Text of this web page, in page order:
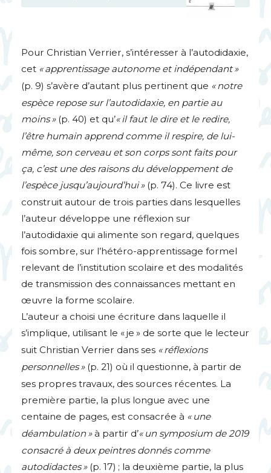
Pour Christian Verrier, s’intéresser à l’autodidaxie,
cet « apprentissage autonome et indépendant »
(p. 9) s’avère d’autant plus pertinent que « notre
espèce repose sur l’autodidaxie, en partie au
moins »(p. 40) et qu’« il faut le dire et le redire,
l’être humain apprend comme il respire, de lui-
même, son cerveau et son corps sont faits pour
ça, c’est une des raisons du développement de
l’espèce jusqu’aujourd’hui »(p. 74). Ce livre est
construit autour de trois parties dans lesquelles
l’auteur développe une réflexion sur
l’autodidaxie qui alimente son regard, quelques
fois sombre, sur l’hétéro-apprentissage formel
relevant de l’institution scolaire et des modalités
de transmission des connaissances mettant en
œuvre la forme scolaire.
L’auteur a choisi une écriture dans laquelle il
s’implique, utilisant le «je » de sorte que le lecteur
suit Christian Verrier dans ses « réflexions
personnelles »(p. 21) où il questionne, à partir de
ses propres travaux, des sources récentes. La
première partie, la plus longue avec une
centaine de pages, est consacrée à « une
déambulation »à partir d’« un symposium de 2019
consacré à deux peintres donnés comme
autodidactes »(p. 17) ; la deuxième partie, la plus